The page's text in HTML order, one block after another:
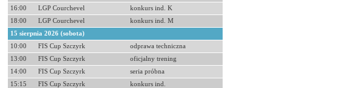
16:00
LGP Courchevel
konkurs ind. K
18:00
LGP Courchevel
konkurs ind. M
15 sierpnia 2026 (sobota)
10:00
FIS Cup Szczyrk
odprawa techniczna
13:00
FIS Cup Szczyrk
oficjalny trening
14:00
FIS Cup Szczyrk
seria próbna
15:15
FIS Cup Szczyrk
konkurs ind.